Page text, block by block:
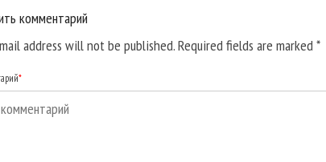
комментарий
address will not be published. Required fields are marked*
*